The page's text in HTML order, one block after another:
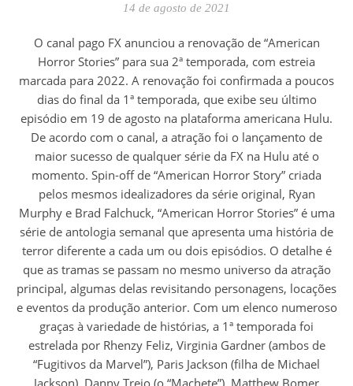
14 de agosto de 2021
O canal pago FX anunciou a renovação de “American
Horror Stories” para sua 2ª temporada, com estreia
marcada para 2022. A renovação foi confirmada a poucos
dias do final da 1ª temporada, que exibe seu último
episódio em 19 de agosto na plataforma americana Hulu.
De acordo com o canal, a atração foi o lançamento de
maior sucesso de qualquer série da FX na Hulu até o
momento. Spin-off de “American Horror Story” criada
pelos mesmos idealizadores da série original, Ryan
Murphy e Brad Falchuck, “American Horror Stories” é uma
série de antologia semanal que apresenta uma história de
terror diferente a cada um ou dois episódios. O detalhe é
que as tramas se passam no mesmo universo da atração
principal, algumas delas revisitando personagens, locações
e eventos da produção anterior. Com um elenco numeroso
graças à variedade de histórias, a 1ª temporada foi
estrelada por Rhenzy Feliz, Virginia Gardner (ambos de
“Fugitivos da Marvel”), Paris Jackson (filha de Michael
Jackson), Danny Trejo (o “Machete”), Matthew Bomer